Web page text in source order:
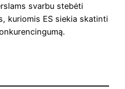
svarbu stebėti
kuriomis ES siekia skatinti